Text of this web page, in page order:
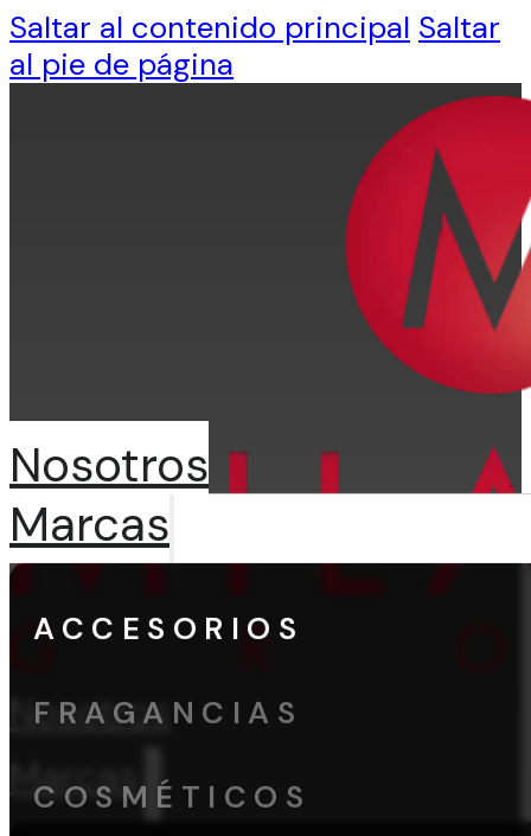
Saltar al contenido principal Saltar
al pie de página
Nosotros
Marcas
Nosotros
Marcas
ACCESORIOS
FRAGANCIAS
COSMÉTICOS